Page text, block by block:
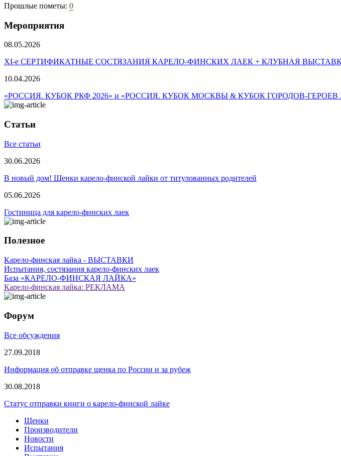
Прошлые пометы: 0
Мероприятия
08.05.2026
ХI-е СЕРТИФИКАТНЫЕ СОСТЯЗАНИЯ КАРЕЛО-ФИНСКИХ ЛАЕК + КЛУБНАЯ
10.04.2026
«РОССИЯ. КУБОК РКФ 2026» и «РОССИЯ. КУБОК МОСКВЫ & КУБОК ГОРОДОВ-ГЕРОЕВ
Статьи
Все статьи
30.06.2026
В новый дом! Щенки карело-финской лайки от титулованных родителей
05.06.2026
Гостиница для карело-финских лаек
Полезное
Карело-финская лайка - ВЫСТАВКИ
Испытания, состязания карело-финских лаек
База «КАРЕЛО-ФИНСКАЯ ЛАЙКА»
Карело-финская лайка: РЕКЛАМА
Форум
Все обсуждения
27.09.2018
Информация об отправке щенка по России и за рубеж
30.08.2018
Статус отправки книги о карело-финской лайке
Щенки
Производители
Новости
Испытания